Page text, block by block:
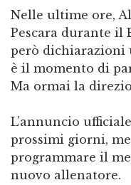
Nelle ultime ore,
Pescara durante il
però dichiarazioni
è il momento di
Ma ormai la
L’annuncio
prossimi giorni,
programmare il
nuovo allenatore.